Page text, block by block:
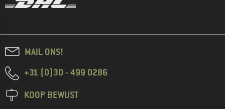
MAIL ONS!
+31 (0)30 - 499 0286
KOOP BEWUST